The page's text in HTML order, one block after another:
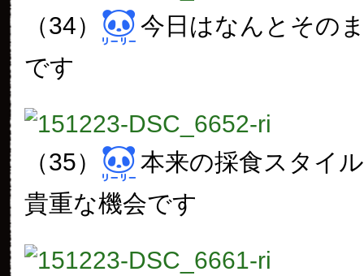
（34）
今日はなんとその
です
（35）
本来の採食スタイ
貴重な機会です